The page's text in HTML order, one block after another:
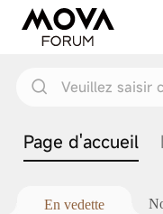
Veuillez saisir
Page d'accueil
En vedette